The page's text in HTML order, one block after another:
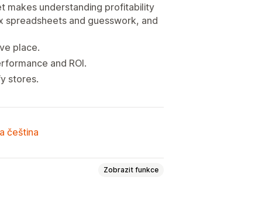
makes understanding profitability
and guesswork, and
place.
and ROI.
stores.
čeština
Zobrazit funkce